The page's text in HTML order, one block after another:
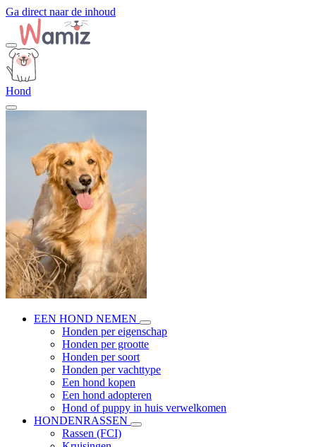
Ga direct naar de inhoud
Hond
EEN HOND NEMEN
Honden per eigenschap
Honden per grootte
Honden per soort
Honden per vachttype
Een hond kopen
Een hond adopteren
Hond of puppy in huis verwelkomen
HONDENRASSEN
Rassen (FCI)